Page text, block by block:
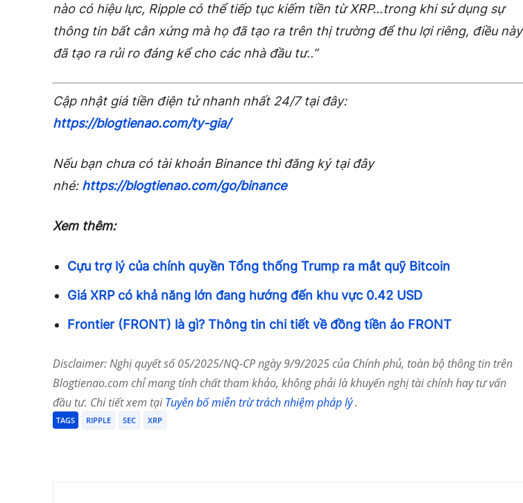
nào có hiệu lực, Ripple có thể tiếp tục kiếm tiền từ XRP…trong khi sử dụng sự
thông tin bất cân xứng mà họ đã tạo ra trên thị trường để thu lợi riêng, điều này
đã tạo ra rủi ro đáng kể cho các nhà đầu tư..”
Cập nhật giá tiền điện tử nhanh nhất 24/7 tại đây:
https://blogtienao.com/ty-gia/
Nếu bạn chưa có tài khoản Binance thì đăng ký tại đây
nhé: https://blogtienao.com/go/binance
Xem thêm:
Cựu trợ lý của chính quyền Tổng thống Trump ra mắt quỹ Bitcoin
Giá XRP có khả năng lớn đang hướng đến khu vực 0.42 USD
Frontier (FRONT) là gì? Thông tin chi tiết về đồng tiền ảo FRONT
Disclaimer: Nghị quyết số 05/2025/NQ-CP ngày 9/9/2025 của Chính phủ, toàn bộ thông tin trên
Blogtienao.com chỉ mang tính chất tham khảo, không phải là khuyến nghị tài chính hay tư vấn
đầu tư. Chi tiết xem tạiTuyên bố miễn trừ trách nhiệm pháp lý.
TAGS RIPPLE SEC XRP